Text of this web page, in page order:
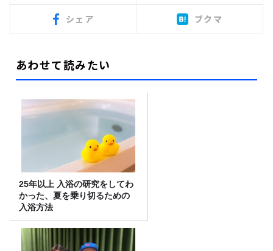
シェア ブクマ
あわせて読みたい
25年以上 入浴の研究をしてわ
かった、夏を乗り切るための
入浴方法